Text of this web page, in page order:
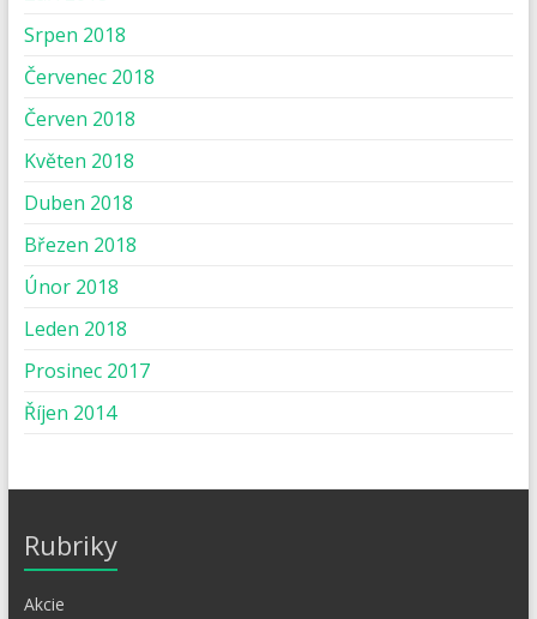
Srpen 2018
Červenec 2018
Červen 2018
Květen 2018
Duben 2018
Březen 2018
Únor 2018
Leden 2018
Prosinec 2017
Říjen 2014
Rubriky
Akcie